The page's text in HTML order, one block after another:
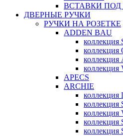
ВСТАВКИ
ДВЕРНЫЕ РУЧКИ
РУЧКИ НА РОЗЕТКЕ
ADDEN BAU
коллекция
коллекция
коллекция
коллекция
APECS
ARCHIE
коллекция
коллекция
коллекция
коллекция
коллекция